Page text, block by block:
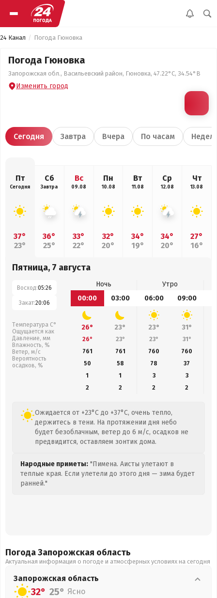
24 Канал Погода Гюновка
Погода Гюновка
Запорожская обл., Васильевский район, Гюновка, 47.22°С, 34.54°В
Изменить город
Сегодня Завтра Вчера По часам
Пт
Сегодня
37°
23°
Сб
Завтра
36°
25°
Вс
09.08
33°
22°
Пн
10.08
32°
20°
Вт
11.08
34°
19°
Ср
12.08
34°
20°
Чт
13.08
27°
16°
Пятница, 7 августа
Восход:05:26
Закат:20:06
Температура С°
Ощущается как
Давление, мм
Влажность, %
Ветер, м/с
Вероятность
осадков, %
Ночь
Утро
00:00
03:00 06:00 09:00
26° 23° 23° 31°
26° 23° 23° 31°
761
761 760 760
50
58 78 37
1
1 3
3
2
2 2 2
Ожидается от +23°C до +37°C, очень тепло,
держитесь в тени. На протяжении дня небо
будет безоблачным, ветер до 6 м/с, осадков не
предвидится, оставляем зонтик дома.
Народные приметы: "Пимена. Аисты улетают в
теплые края. Если улетели до этого дня — зима будет
ранней."
Погода Запорожская область
Актуальная информация о погоде и атмосферных условиях на сегодня
Запорожская область
32° 25° Ясно